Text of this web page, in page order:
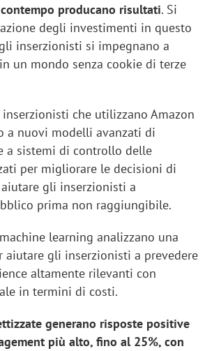
producano risultati. Si
degli investimenti in questo
inserzionisti si impegnano a
un mondo senza cookie di terze
inserzionisti che utilizzano Amazon
a nuovi modelli avanzati di
a sistemi di controllo delle
per migliorare le decisioni di
gli inserzionisti a
prima non raggiungibile.
learning analizzano una
aiutare gli inserzionisti a prevedere
altamente rilevanti con
in termini di costi.
generano risposte positive
più alto, fino al 25%, con